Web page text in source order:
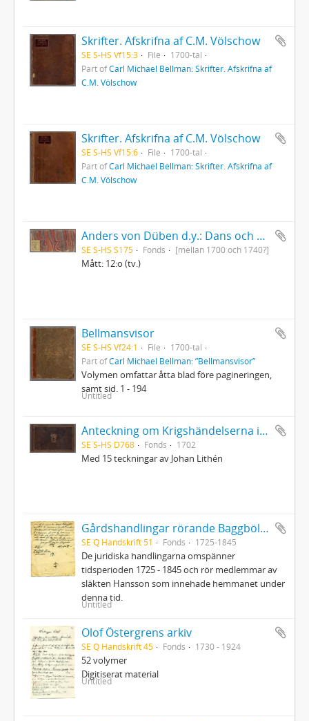
Skrifter. Afskrifna af C.M. Völschow
SE S-HS Vf15:3 File
1700-tal
Part ofCarl Michael Bellman: Skrifter. Afskrifna af
C.M. Völschow
Skrifter. Afskrifna af C.M. Völschow
SE S-HS Vf15:6 File
1700-tal
Part ofCarl Michael Bellman: Skrifter. Afskrifna af
C.M. Völschow
Anders von Düben d.y.: Dans och sångmelodier samt marscher etc., dels i gammal tabulatur, dels i fem-linjesystemets notskrift
SE S-HS S175 Fonds [mellan 1700 och 1740?]
Mått: 12:o (tv.)
Bellmansvisor
SE S-HS Vf24:1 File
1700-tal
Part ofCarl Michael Bellman: ”Bellmansvisor”
Volymen omfattar åtta blad före pagineringen,
samt sid. 1 - 194
Untitled
Anteckning om Krigshändelserna i Kurland uti Kon. Karl XIIs tid, under GeneralMajoren C.M. Stuart, af Er. Dahlberg
SE S-HS D768 Fonds 1702
Med 15 teckningar av Johan Lithén
Gårdshandlingar rörande Baggböle nr 1 i Umeå socken
SE Q Handskrift 51 Fonds 1725-1845
De juridiska handlingarna omspänner
tidsperioden 1725 - 1845 och rör medlemmar av
släkten Hansson som innehade hemmanet under
denna tid.
Untitled
Olof Östergrens arkiv
SE Q Handskrift 45 Fonds 1730 - 1924
52 volymer
Digitiserat material
Untitled